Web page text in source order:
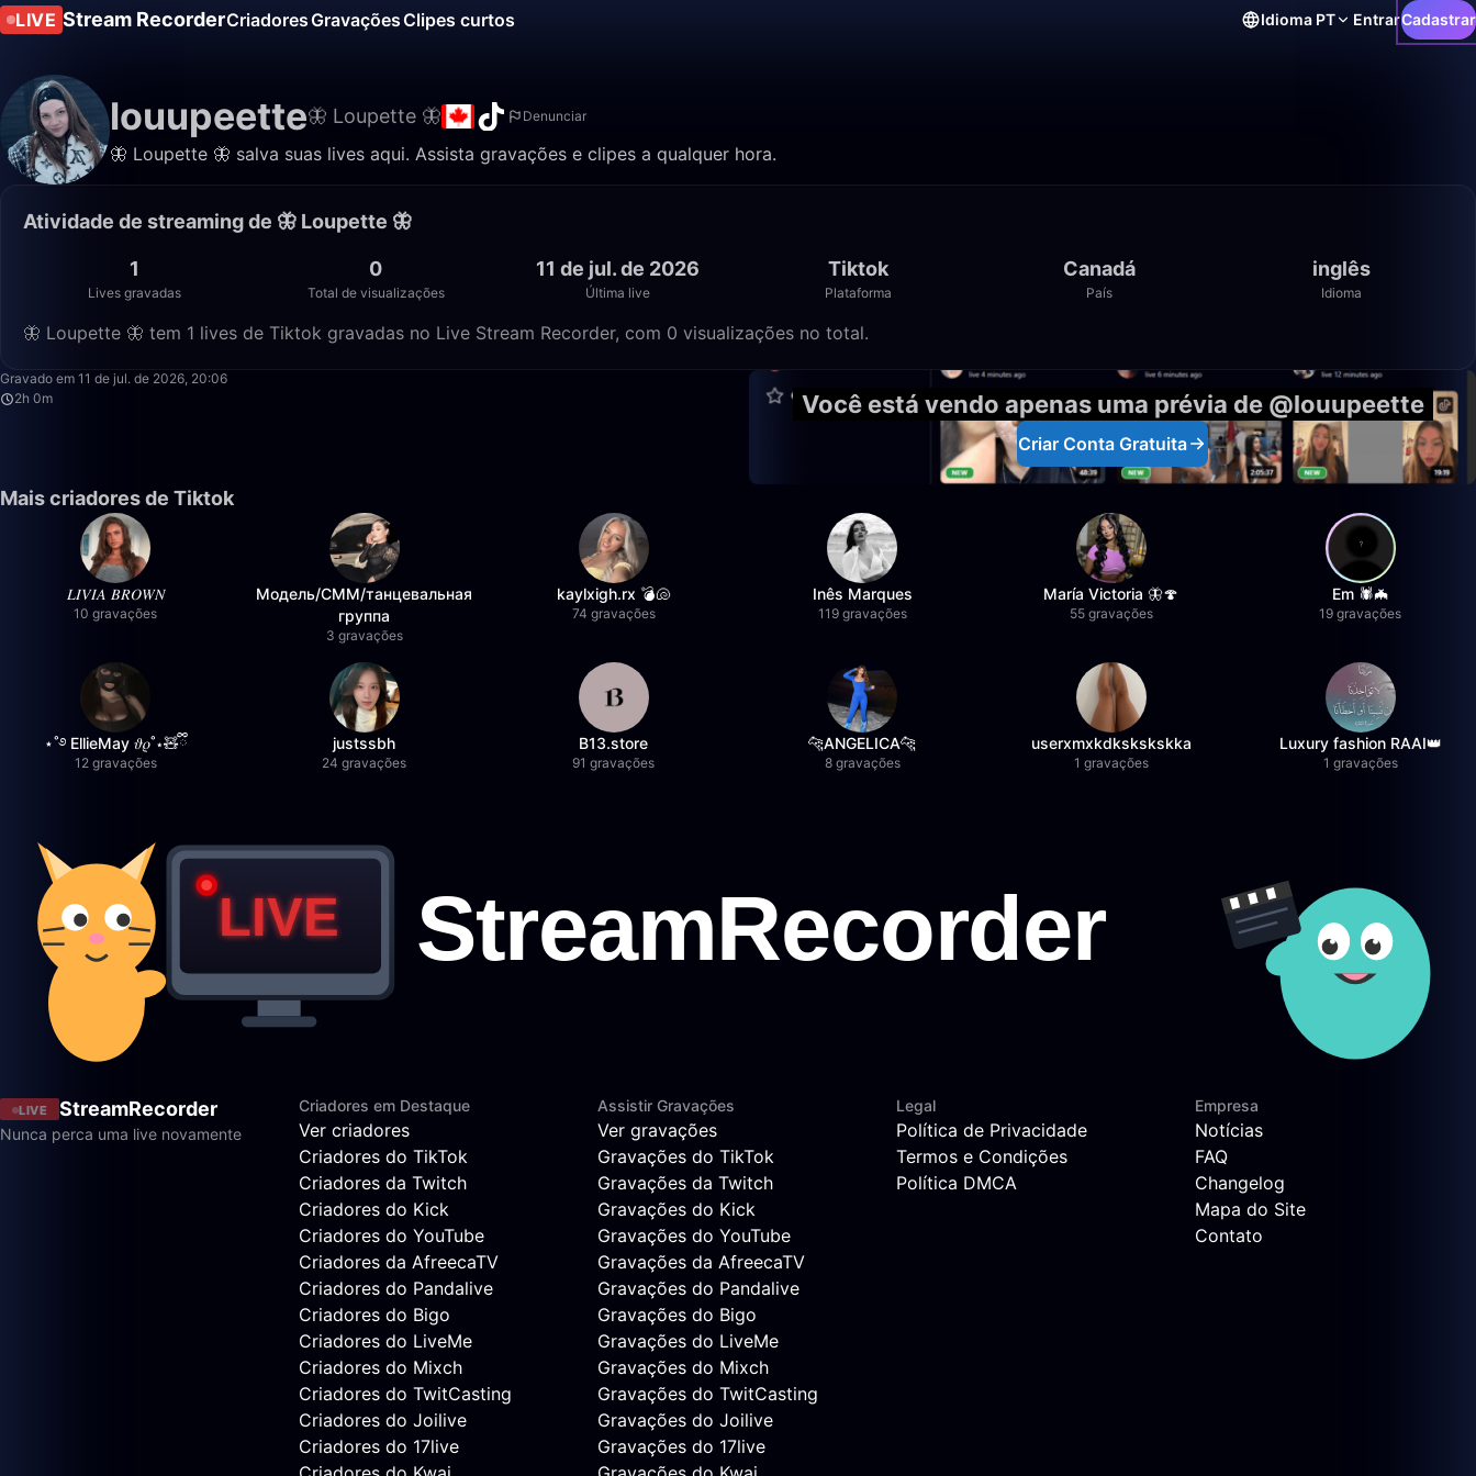
LIVE Stream RecorderCriadoresGravaçõesClipes curtos Idioma PT EntrarCadastrar
louupeette🦋 Loupette 🦋 Denunciar
🦋 Loupette 🦋 salva suas lives aqui. Assista gravações e clipes a qualquer hora.
Atividade de streaming de 🦋 Loupette 🦋
1
Lives gravadas
0
Total de visualizações
11 de jul. de 2026
Última live
Tiktok
Plataforma
Canadá
País
inglês
Idioma
🦋 Loupette 🦋 tem 1 lives de Tiktok gravadas no Live Stream Recorder, com 0 visualizações no total.
Gravado em 11 de jul. de 2026, 20:06
2h 0m
Você está vendo apenas uma prévia de @louupeette
Criar Conta Gratuita
Mais criadores de Tiktok
𝐿𝐼𝑉𝐼𝐴 𝐵𝑅𝑂𝑊𝑁
10 gravações
Модель/СММ/танцевальная
группа
3 gravações
kaylxigh.rx 💣🐚
74 gravações
Inês Marques
119 gravações
María Victoria 🦋🍄
55 gravações
Em 🕷️🦇
19 gravações
⋆˚࿔ EllieMay 𝜗𝜚˚⋆🧸ྀི
12 gravações
justssbh
24 gravações
B13.store
91 gravações
🐆ANGELICA🐆
8 gravações
userxmxkdkskskskka
1 gravações
Luxury fashion RAAI👑
1 gravações
LIVE StreamRecorder
Nunca perca uma live novamente
Criadores em Destaque
Ver criadores
Criadores do TikTok
Criadores da Twitch
Criadores do Kick
Criadores do YouTube
Criadores da AfreecaTV
Criadores do Pandalive
Criadores do Bigo
Criadores do LiveMe
Criadores do Mixch
Criadores do TwitCasting
Criadores do Joilive
Criadores do 17live
Assistir Gravações
Ver gravações
Gravações do TikTok
Gravações da Twitch
Gravações do Kick
Gravações do YouTube
Gravações da AfreecaTV
Gravações do Pandalive
Gravações do Bigo
Gravações do LiveMe
Gravações do Mixch
Gravações do TwitCasting
Gravações do Joilive
Gravações do 17live
Legal
Política de Privacidade
Termos e Condições
Política DMCA
Empresa
Notícias
FAQ
Changelog
Mapa do Site
Contato